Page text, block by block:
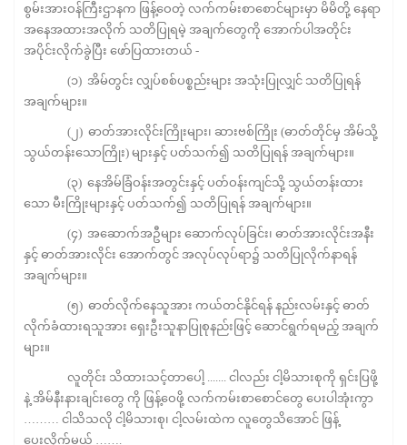
စွမ်းအားဝန်ကြီးဌာနက ဖြန့်ဝေတဲ့ လက်ကမ်းစာစောင်များမှာ မိမိတို့ နေရာ
အနေအထားအလိုက် သတိပြုရမဲ့ အချက်တွေကို အောက်ပါအတိုင်း
အပိုင်းလိုက်ခွဲပြီး ဖော်ပြထားတယ် -
(၁) အိမ်တွင်း လျှပ်စစ်ပစ္စည်းများ အသုံးပြုလျှင် သတိပြုရန်
အချက်များ။
(၂) ဓာတ်အားလိုင်းကြိုးများ၊ ဆားဗစ်ကြိုး (ဓာတ်တိုင်မှ အိမ်သို့
သွယ်တန်းသောကြိုး) များနှင့် ပတ်သက်၍ သတိပြုရန် အချက်များ။
(၃) နေအိမ်ခြံဝန်းအတွင်းနှင့် ပတ်ဝန်းကျင်သို့ သွယ်တန်းထား
သော မီးကြိုးများနှင့် ပတ်သက်၍ သတိပြုရန် အချက်များ။
(၄) အဆောက်အဦများ ဆောက်လုပ်ခြင်း၊ ဓာတ်အားလိုင်းအနီး
နှင့် ဓာတ်အားလိုင်း အောက်တွင် အလုပ်လုပ်ရာ၌ သတိပြုလိုက်နာရန်
အချက်များ။
(၅) ဓာတ်လိုက်နေသူအား ကယ်တင်နိုင်ရန် နည်းလမ်းနှင့် ဓာတ်
လိုက်ခံထားရသူအား ရှေးဦးသူနာပြုစုနည်းဖြင့် ဆောင်ရွက်ရမည့် အချက်
များ။
လူတိုင်း သိထားသင့်တာပေါ့ ....... ငါလည်း ငါ့မိသားစုကို ရှင်းပြဖို့
နဲ့ အိမ်နီးနားချင်းတွေ ကို ဖြန့်ဝေဖို့ လက်ကမ်းစာစောင်တွေ ပေးပါအုံးကွာ
……… ငါသိသလို ငါ့မိသားစု၊ ငါ့လမ်းထဲက လူတွေသိအောင် ဖြန့်
ပေးလိုက်မယ် …….